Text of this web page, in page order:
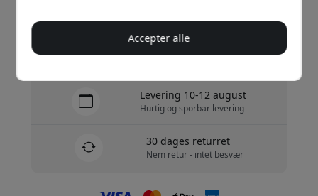
Gratis forsendelse i Danmark
Levering 10-12 august
Hurtig og sporbar levering
30 dages returret
Nem retur - intet besvær
Accepter alle